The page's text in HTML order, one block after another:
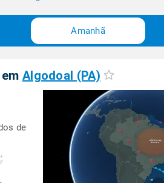
Amanhã
em Algodoal (PA)
de